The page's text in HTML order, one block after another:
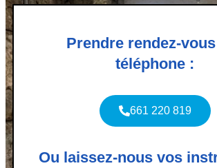
Prendre rendez-
téléphone :
661 220 819
Ou laissez-nous vos